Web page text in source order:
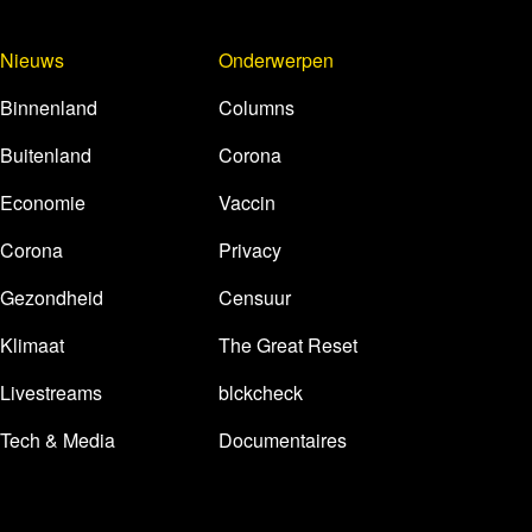
Nieuws
Binnenland
Buitenland
Economie
Corona
Gezondheid
Klimaat
Livestreams
Tech & Media
Onderwerpen
Columns
Corona
Vaccin
Privacy
Censuur
The Great Reset
blckcheck
Documentaires